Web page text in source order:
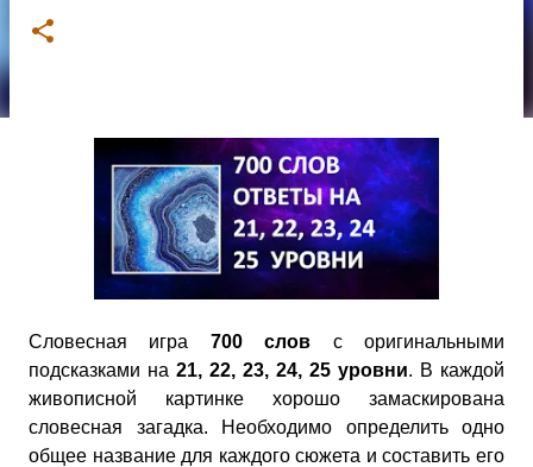
Словесная игра 700 слов с оригинальными
подсказками на 21, 22, 23, 24, 25 уровни. В каждой
живописной картинке хорошо замаскирована
словесная загадка. Необходимо определить одно
общее название для каждого сюжета и составить его